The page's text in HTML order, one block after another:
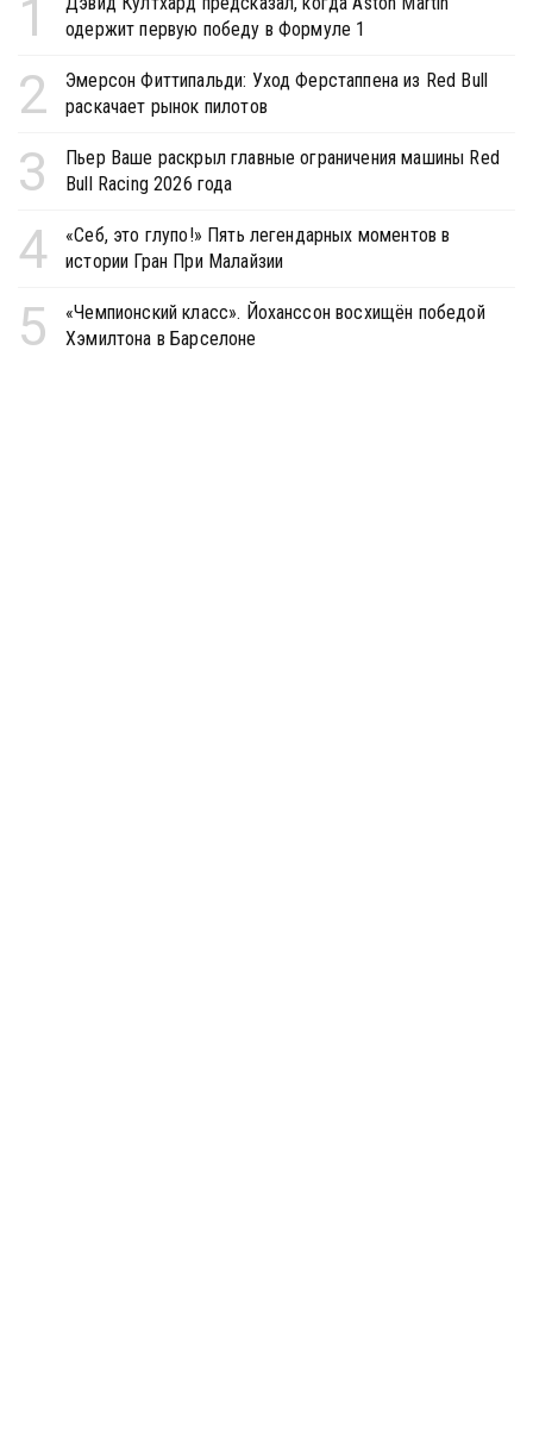
1
одержит первую победу в Формуле 1
2
Эмерсон Фиттипальди: Уход Ферстаппена из Red Bull
раскачает рынок пилотов
3
Пьер Ваше раскрыл главные ограничения машины Red
Bull Racing 2026 года
4
«Себ, это глупо!» Пять легендарных моментов в
истории Гран При Малайзии
5
«Чемпионский класс». Йоханссон восхищён победой
Хэмилтона в Барселоне